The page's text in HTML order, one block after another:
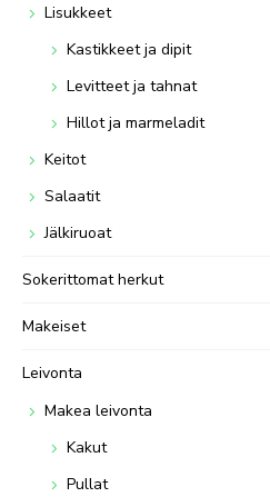
Lisukkeet
Kastikkeet ja dipit
Levitteet ja tahnat
Hillot ja marmeladit
Keitot
Salaatit
Jälkiruoat
Sokerittomat herkut
Makeiset
Leivonta
Makea leivonta
Kakut
Pullat